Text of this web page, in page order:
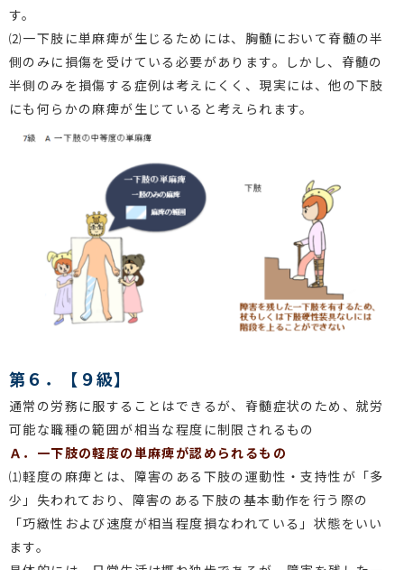
す。
⑵一下肢に単麻痺が生じるためには、胸髄において脊髄の半
側のみに損傷を受けている必要があります。しかし、脊髄の
半側のみを損傷する症例は考えにくく、現実には、他の下肢
にも何らかの麻痺が生じていると考えられます。
第６．【９級】
通常の労務に服することはできるが、脊髄症状のため、就労
可能な職種の範囲が相当な程度に制限されるもの
Ａ．一下肢の軽度の単麻痺が認められるもの
⑴軽度の麻痺とは、障害のある下肢の運動性・支持性が「多
少」失われており、障害のある下肢の基本動作を行う際の
「巧緻性および速度が相当程度損なわれている」状態をいい
ます。